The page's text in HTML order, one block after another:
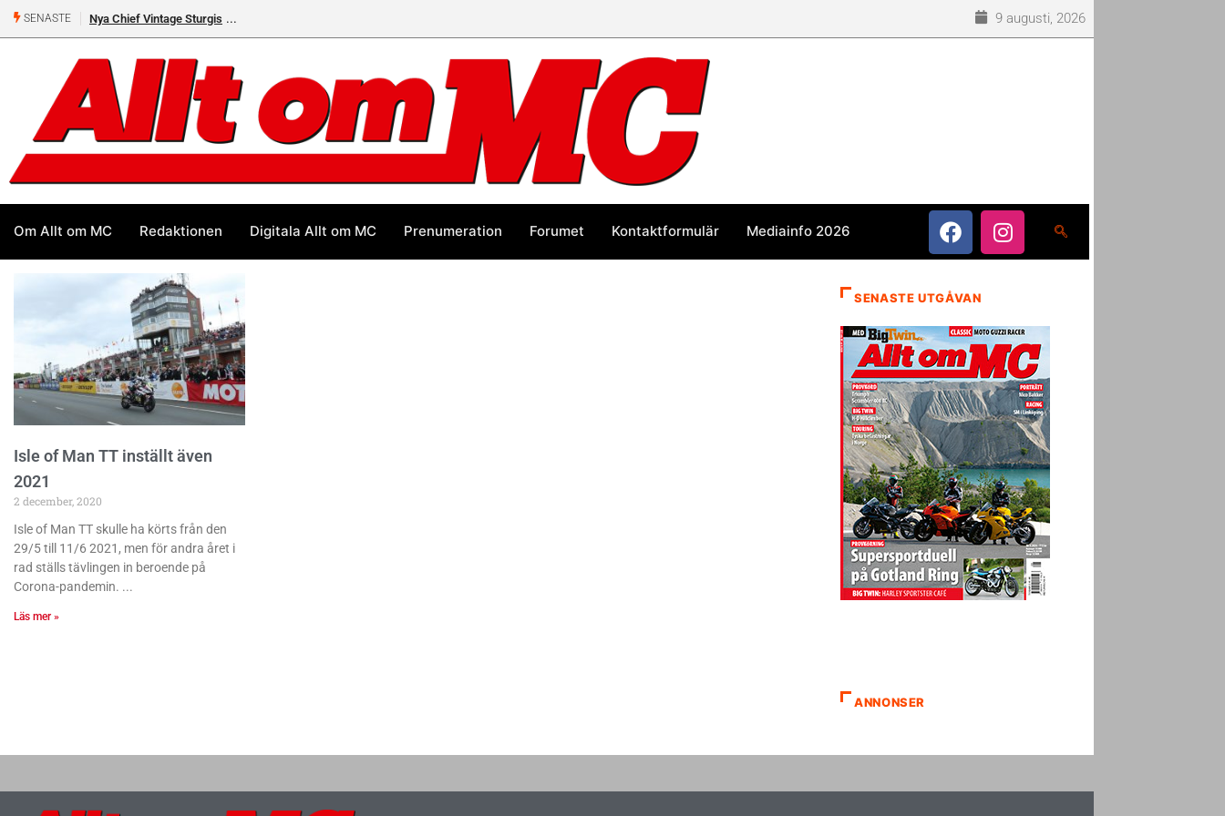
SENASTE Nya Chief Vintage Sturgis 9 augusti, 2026
Om Allt om MC Redaktionen Digitala Allt om MC Prenumeration Forumet Kontaktformulär Mediainfo 2026
Isle of Man TT inställt även
2021
2 december, 2020
Isle of Man TT skulle ha körts från den
29/5 till 11/6 2021, men för andra året i
rad ställs tävlingen in beroende på
Corona-pandemin.
Läs mer »
SENASTE UTGÅVAN
ANNONSER